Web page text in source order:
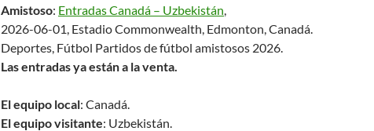
Amistoso: Entradas Canadá – Uzbekistán,
2026-06-01, Estadio Commonwealth, Edmonton, Canadá.
Deportes, Fútbol Partidos de fútbol amistosos 2026.
Las entradas ya están a la venta.
El equipo local: Canadá.
El equipo visitante: Uzbekistán.